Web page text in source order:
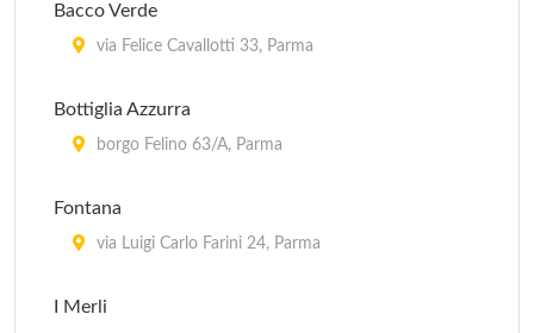
Bacco Verde
via Felice Cavallotti 33, Parma
Bottiglia Azzurra
borgo Felino 63/A, Parma
Fontana
via Luigi Carlo Farini 24, Parma
I Merli